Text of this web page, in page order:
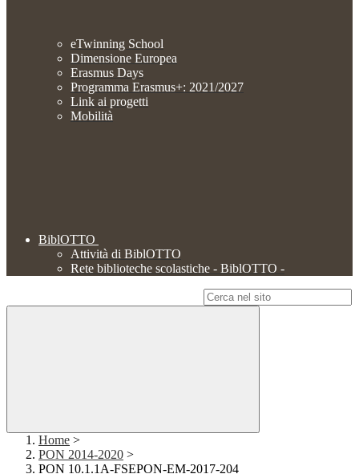
eTwinning School
Dimensione Europea
Erasmus Days
Programma Erasmus+: 2021/2027
Link ai progetti
Mobilità
BiblOTTO
Attività di BiblOTTO
Rete biblioteche scolastiche - BiblOTTO -
Home >
PON 2014-2020 >
PON 10.1.1A-FSEPON-EM-2017-204